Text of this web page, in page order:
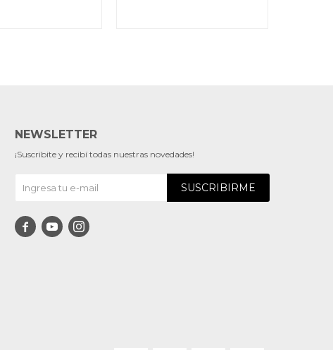
NEWSLETTER
¡Suscribite y recibí todas nuestras novedades!
SUSCRIBIRME
  